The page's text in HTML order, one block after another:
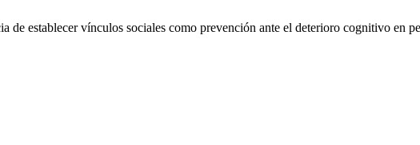
establecer vínculos sociales como prevención ante el deterioro cognitivo en